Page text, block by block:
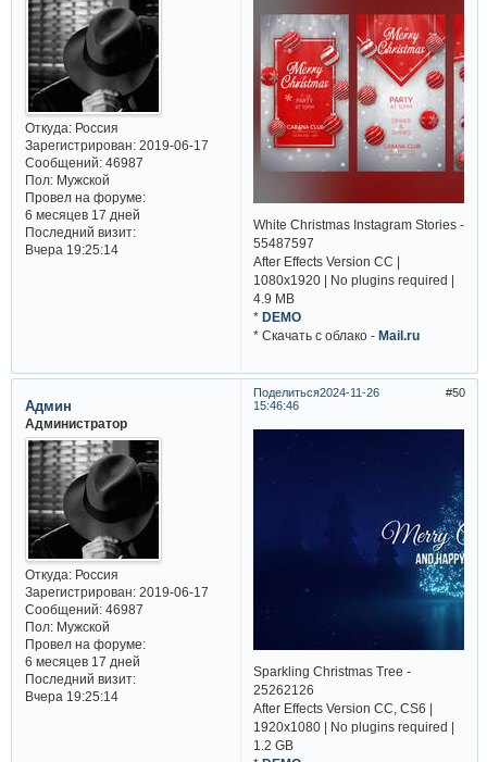
Откуда:Россия
Зарегистрирован: 2019-06-17
Сообщений:46987
Пол:Мужской
Провел на форуме:
6 месяцев 17 дней
Последний визит:
Вчера 19:25:14
White Christmas Instagram Stories -
55487597
After Effects Version CC |
1080x1920 | No plugins required |
4.9 MB
* DEMO
* Cкачать с облако - Mail.ru
Поделиться 50
2024-11-26
15:46:46
Админ
Администратор
Откуда:Россия
Зарегистрирован: 2019-06-17
Сообщений:46987
Пол:Мужской
Провел на форуме:
6 месяцев 17 дней
Последний визит:
Вчера 19:25:14
Sparkling Christmas Tree -
25262126
After Effects Version CC, CS6 |
1920x1080 | No plugins required |
1.2 GB